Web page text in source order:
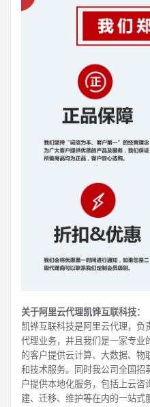
关于阿里云代理凯铧互联科技：
凯铧互联科技是阿里云代理，
代理业务，并且我们是一家专业
的客户提供云计算、大数据、
和技术服务。同时我公司全国
户提供本地化服务，包括上云
建、迁移、维护等在内的一站式